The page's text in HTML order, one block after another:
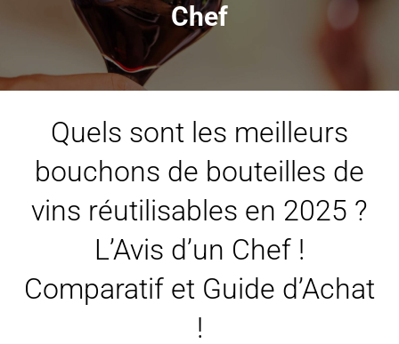
Chef
Quels sont les meilleurs
bouchons de bouteilles de
vins réutilisables en 2025 ?
L’Avis d’un Chef !
Comparatif et Guide d’Achat
!